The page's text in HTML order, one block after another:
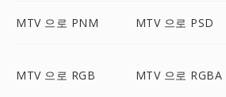
MTV 으로 PNM MTV 으로 PSD
MTV 으로 RGB MTV 으로 RGBA